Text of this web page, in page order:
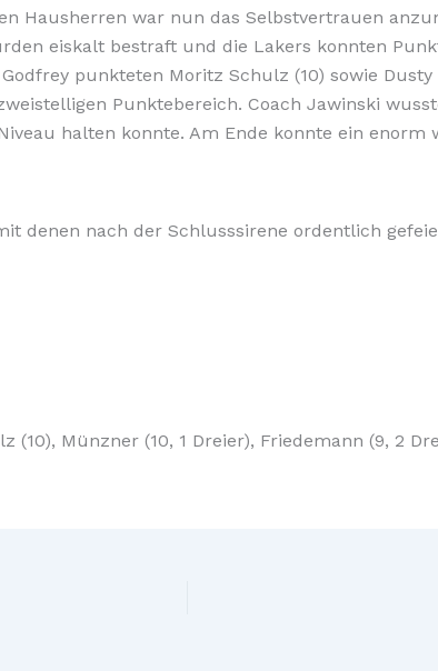
Hausherren war nun das Selbstvertrauen
eiskalt bestraft und die Lakers konnten
punkteten Moritz Schulz (10) sowie
Punktebereich. Coach Jawinski
halten konnte. Am Ende konnte ein enorm
denen nach der Schlusssirene ordentlich
(10), Münzner (10, 1 Dreier), Friedemann (9, 2